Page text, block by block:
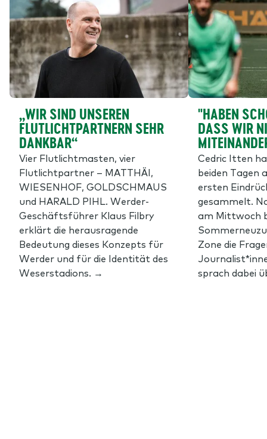
„WIR SIND UNSEREN
FLUTLICHTPARTNERN SEHR
DANKBAR“
Vier Flutlichtmasten, vier
Flutlichtpartner – MATTHÄI,
WIESENHOF, GOLDSCHMAUS
und HARALD PIHL. Werder-
Geschäftsführer Klaus Filbry
erklärt die herausragende
Bedeutung dieses Konzepts für
Werder und für die Identität des
Weserstadions. →
"HABEN
DASS WIR
Cedric Itten
beiden Tagen
ersten
gesammelt.
am Mittwoch
Zone die
sprach dabei